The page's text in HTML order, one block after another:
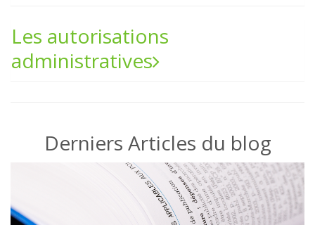
Les autorisations
administratives
Derniers Articles du blog